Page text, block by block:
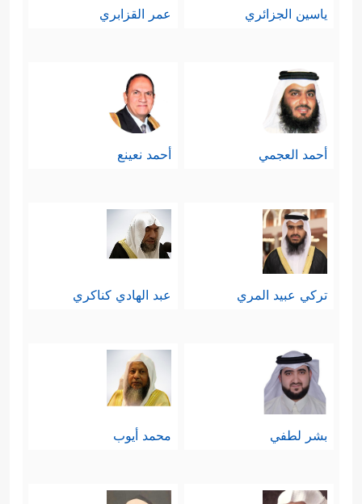
ياسين الجزائري عمر القزابري
أحمد العجمي أحمد نعينع
تركي عبيد المري عبد الهادي كناكري
بشر لطفي محمد أيوب